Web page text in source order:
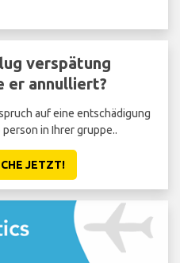
verspätung
er annulliert?
auf eine entschädigung
person in Ihrer gruppe..
JETZT!